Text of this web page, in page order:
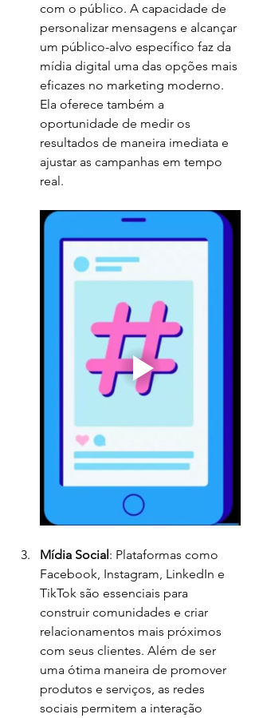
com o público. A capacidade de
personalizar mensagens e alcançar
um público-alvo específico faz da
mídia digital uma das opções mais
eficazes no marketing moderno.
Ela oferece também a
oportunidade de medir os
resultados de maneira imediata e
ajustar as campanhas em tempo
real.
Mídia Social: Plataformas como
Facebook, Instagram, LinkedIn e
TikTok são essenciais para
construir comunidades e criar
relacionamentos mais próximos
com seus clientes. Além de ser
uma ótima maneira de promover
produtos e serviços, as redes
sociais permitem a interação